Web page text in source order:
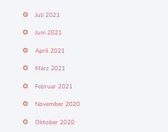
Juli 2021
Juni 2021
April 2021
März 2021
Februar 2021
November 2020
Oktober 2020